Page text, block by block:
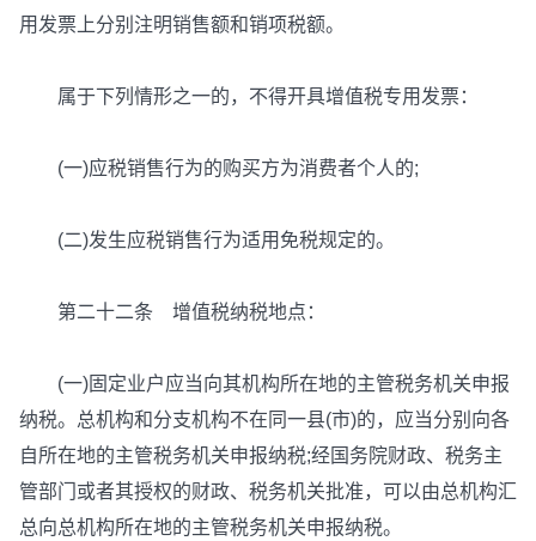
用发票上分别注明销售额和销项税额。
属于下列情形之一的，不得开具增值税专用发票：
(一)应税销售行为的购买方为消费者个人的;
(二)发生应税销售行为适用免税规定的。
第二十二条 增值税纳税地点：
(一)固定业户应当向其机构所在地的主管税务机关申报
纳税。总机构和分支机构不在同一县(市)的，应当分别向各
自所在地的主管税务机关申报纳税;经国务院财政、税务主
管部门或者其授权的财政、税务机关批准，可以由总机构汇
总向总机构所在地的主管税务机关申报纳税。